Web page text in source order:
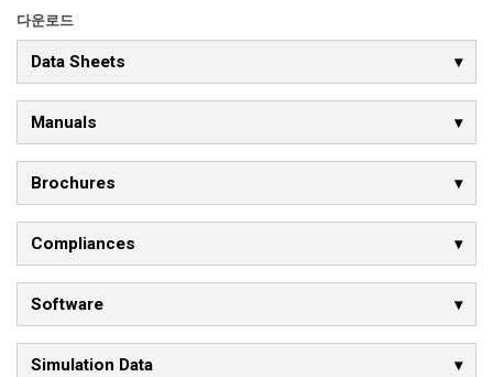
다운로드
Data Sheets
Manuals
Brochures
Compliances
Software
Simulation Data